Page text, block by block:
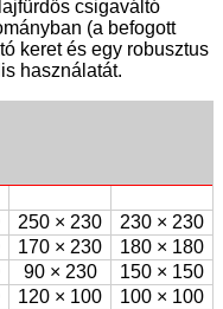
csigaváltó
(a befogott
keret és egy robusztus
használatát.
250 × 230
230 × 230
170 × 230
180 × 180
90 × 230
150 × 150
120 × 100
100 × 100